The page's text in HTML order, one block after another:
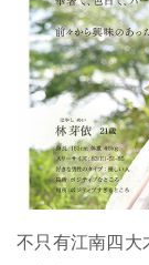
不只有江南四大